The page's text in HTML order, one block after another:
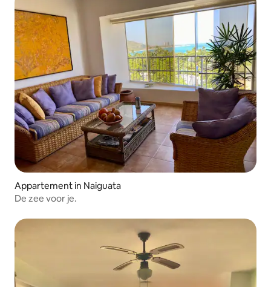
Appartement in Naiguata
De zee voor je.